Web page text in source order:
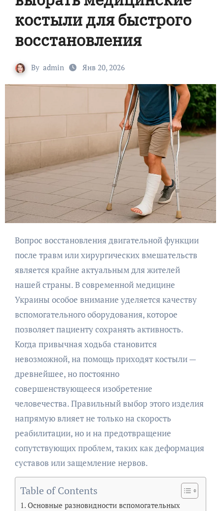
костыли для быстрого
восстановления
By admin Янв 20, 2026
Вопрос восстановления двигательной функции
после травм или хирургических вмешательств
является крайне актуальным для жителей
нашей страны. В современной медицине
Украины особое внимание уделяется качеству
вспомогательного оборудования, которое
позволяет пациенту сохранять активность.
Когда привычная ходьба становится
невозможной, на помощь приходят костыли —
древнейшее, но постоянно
совершенствующееся изобретение
человечества. Правильный выбор этого изделия
напрямую влияет не только на скорость
реабилитации, но и на предотвращение
сопутствующих проблем, таких как деформация
суставов или защемление нервов.
Table of Contents
Основные разновидности вспомогательных